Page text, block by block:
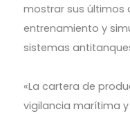
mostrar sus últimos
entrenamiento y
sistemas
«La cartera de
vigilancia marítima